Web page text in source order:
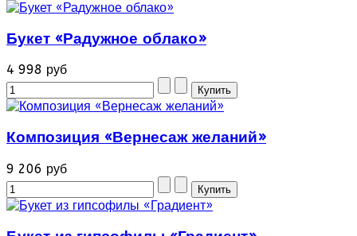
Букет «Радужное облако»
4 998 руб
Композиция «Вернесаж желаний»
9 206 руб